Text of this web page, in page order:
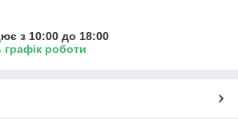
з 10:00 до 18:00
графік роботи